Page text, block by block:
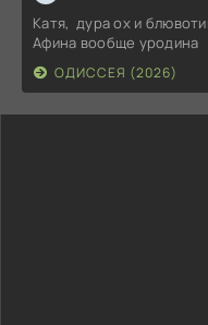
Катя, дура ох и
Афина вообще уродина
ОДИССЕЯ (2026)